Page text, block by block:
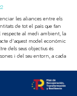
les aliances entre els
de tot el país que fan
respecte al medi ambient, la
d'aquest model econòmic
dels seus objectius és
i del seu entorn, a cada